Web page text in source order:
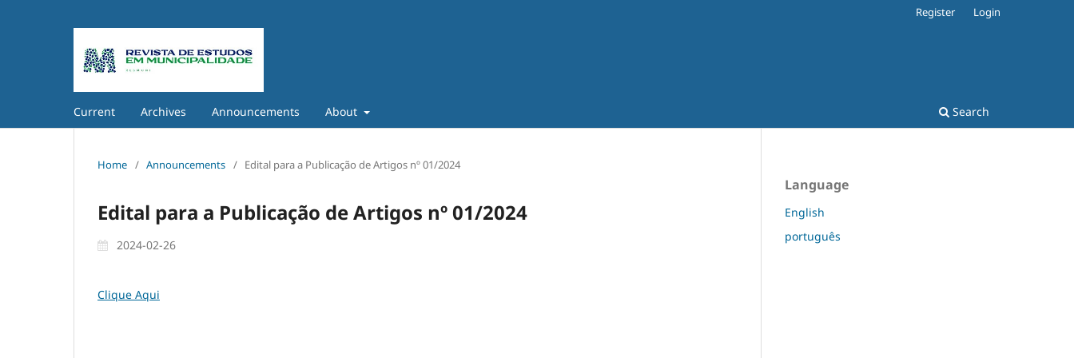
Current Archives Announcements About Search
Register Login
Home / Announcements / Edital para a Publicação de Artigos nº 01/2024
Edital para a Publicação de Artigos nº 01/2024
2024-02-26
Clique Aqui
Language
English
português